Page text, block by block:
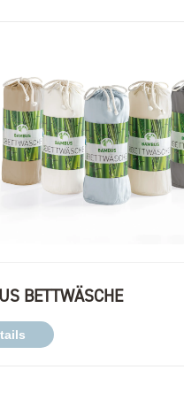
BETTWÄSCHE